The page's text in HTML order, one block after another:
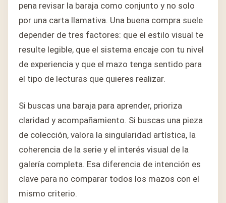
pena revisar la baraja como conjunto y no solo
por una carta llamativa. Una buena compra suele
depender de tres factores: que el estilo visual te
resulte legible, que el sistema encaje con tu nivel
de experiencia y que el mazo tenga sentido para
el tipo de lecturas que quieres realizar.
Si buscas una baraja para aprender, prioriza
claridad y acompañamiento. Si buscas una pieza
de colección, valora la singularidad artística, la
coherencia de la serie y el interés visual de la
galería completa. Esa diferencia de intención es
clave para no comparar todos los mazos con el
mismo criterio.